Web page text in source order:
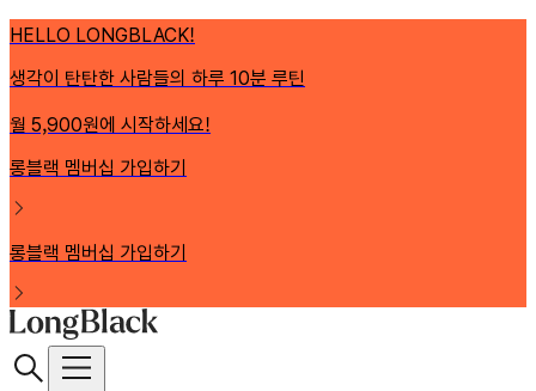
HELLO LONGBLACK!
생각이 탄탄한 사람들의 하루 10분 루틴
월 5,900원에 시작하세요!
롱블랙 멤버십 가입하기
롱블랙 멤버십 가입하기